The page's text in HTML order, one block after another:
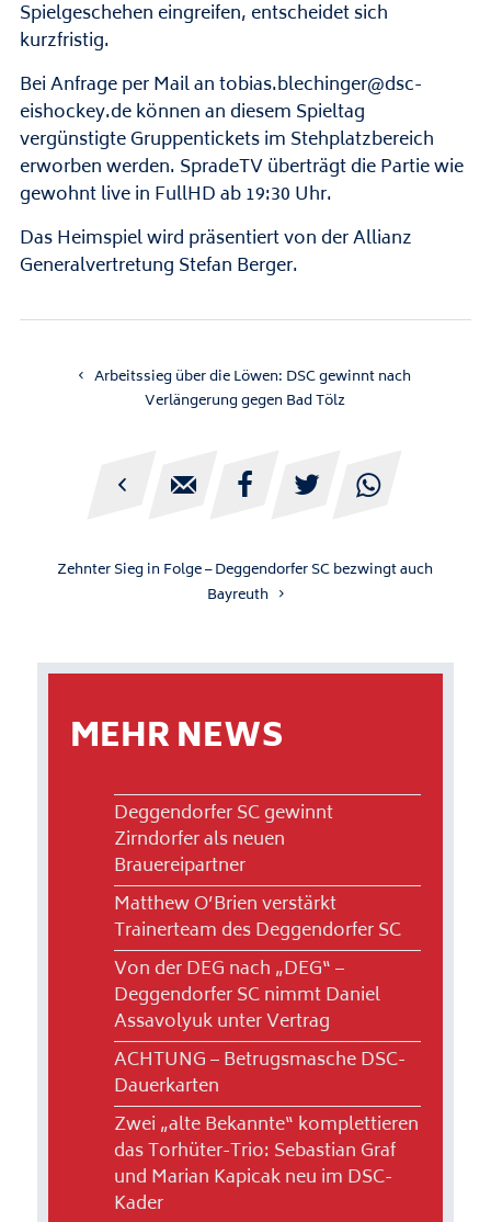
Spielgeschehen eingreifen, entscheidet sich
kurzfristig.
Bei Anfrage per Mail an tobias.blechinger@dsc-
eishockey.de können an diesem Spieltag
vergünstigte Gruppentickets im Stehplatzbereich
erworben werden. SpradeTV überträgt die Partie wie
gewohnt live in FullHD ab 19:30 Uhr.
Das Heimspiel wird präsentiert von der Allianz
Generalvertretung Stefan Berger.
Arbeitssieg über die Löwen: DSC gewinnt nach
Verlängerung gegen Bad Tölz
    
Zehnter Sieg in Folge – Deggendorfer SC bezwingt auch
Bayreuth
MEHR NEWS
Deggendorfer SC gewinnt
Zirndorfer als neuen
Brauereipartner
Matthew O’Brien verstärkt
Trainerteam des Deggendorfer SC
Von der DEG nach „DEG“ –
Deggendorfer SC nimmt Daniel
Assavolyuk unter Vertrag
ACHTUNG – Betrugsmasche DSC-
Dauerkarten
Zwei „alte Bekannte“ komplettieren
das Torhüter-Trio: Sebastian Graf
und Marian Kapicak neu im DSC-
Kader